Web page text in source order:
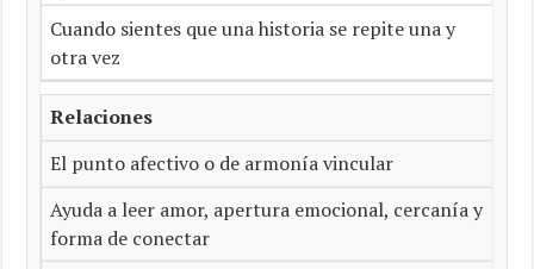
Cuando sientes que una historia se repite una y
otra vez
Relaciones
El punto afectivo o de armonía vincular
Ayuda a leer amor, apertura emocional, cercanía y
forma de conectar